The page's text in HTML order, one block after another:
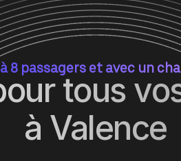
à 8 passagers et avec un
tous
à Valence